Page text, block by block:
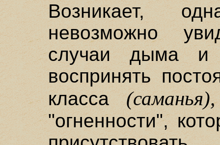
Возникает,
невозможно
случаи дыма и
воспринять
класса(саманья),
"огненности",